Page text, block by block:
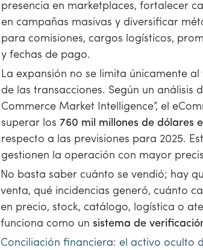
presencia en marketplaces, fortalecer
en campañas masivas y diversificar
para comisiones, cargos logísticos,
y fechas de pago.
La expansión no se limita únicamente
de las transacciones. Según un análisis
Commerce Market Intelligence”, el
superar los 760 mil millones de dólares
respecto a las previsiones para 2025.
gestionen la operación con mayor
No basta saber cuánto se vendió; hay
venta, qué incidencias generó, cuánto
en precio, stock, catálogo, logística o
funciona como unsistema de
Conciliación financiera: el activo oculto